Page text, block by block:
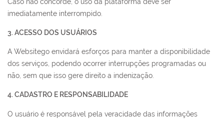
Caso não concorde, o uso da plataforma deve ser
imediatamente interrompido.
3. ACESSO DOS USUÁRIOS
A Websitego envidará esforços para manter a disponibilidade
dos serviços, podendo ocorrer interrupções programadas ou
não, sem que isso gere direito a indenização.
4. CADASTRO E RESPONSABILIDADE
O usuário é responsável pela veracidade das informações